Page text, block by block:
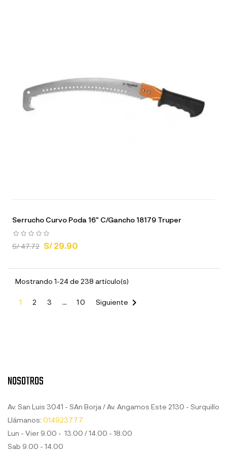
Serrucho Curvo Poda 16" C/Gancho 18179 Truper
S/ 47.72 S/ 29.90
Mostrando 1-24 de 238 artículo(s)
1 2 3 … 10 Siguiente 
NOSOTROS
Av. San Luis 3041 - SAn Borja / Av. Angamos Este 2130 - Surquillo
Llámanos: 014923777
Lun - Vier 9.00 - 13.00 / 14.00 - 18.00
Sab 9.00 - 14.00